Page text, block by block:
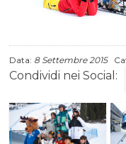
Data: 8 Settembre 2015
Condividi nei Social: